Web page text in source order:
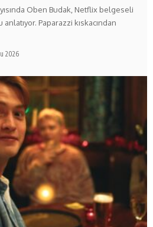
Oben Budak, Netflix belgeseli
Paparazzi kıskacından
2026